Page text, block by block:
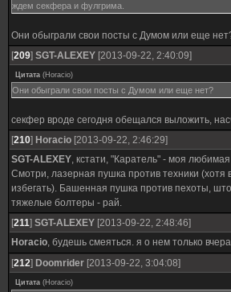
ждем секфера и фулгрима.
Они обыграли свои посты с Думом или еще
[209] SGT-ALEXEY [2013-09-22, 2:40:09]
Цитата (Horacio)
Они обыграли свои посты с Думом или еще нет?
секфер вроде сегодня обещался выложить,
[210] Horacio [2013-09-22, 2:46:29]
SGT-ALEXEY, кстати, "Каратель" - моя
Смотри, лазерная пушка против техники (хотя
избегать). Башенная пушка против пехоты,
тяжелые болтеры - рай.
[211] SGT-ALEXEY [2013-09-22, 2:48:46]
Horacio, будешь смеяться. я о нем только
[212] Doomrider [2013-09-22, 3:04:08]
Цитата (Horacio)